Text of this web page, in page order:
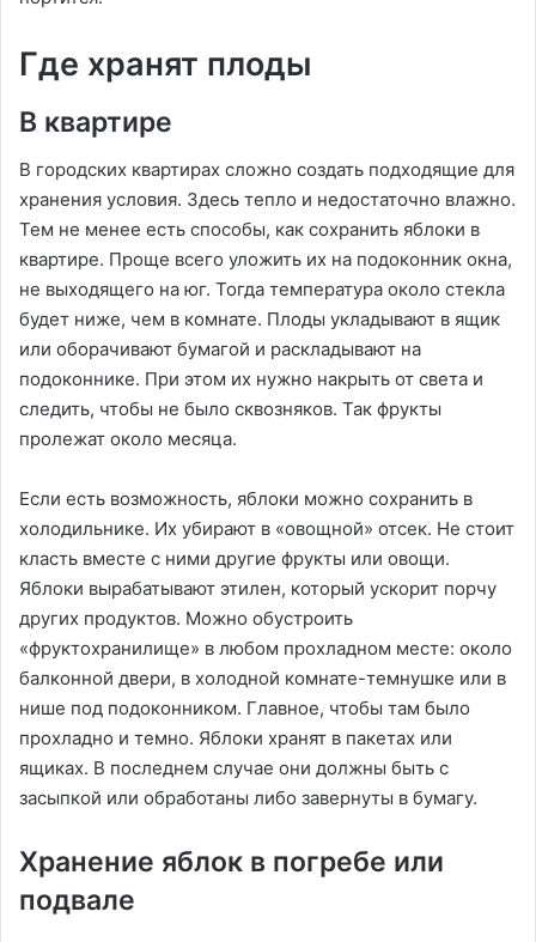
Где хранят плоды
В квартире
В городских квартирах сложно создать подходящие для
хранения условия. Здесь тепло и недостаточно влажно.
Тем не менее есть способы, как сохранить яблоки в
квартире. Проще всего уложить их на подоконник окна,
не выходящего на юг. Тогда температура около стекла
будет ниже, чем в комнате. Плоды укладывают в ящик
или оборачивают бумагой и раскладывают на
подоконнике. При этом их нужно накрыть от света и
следить, чтобы не было сквозняков. Так фрукты
пролежат около месяца.
Если есть возможность, яблоки можно сохранить в
холодильнике. Их убирают в «овощной» отсек. Не стоит
класть вместе с ними другие фрукты или овощи.
Яблоки вырабатывают этилен, который ускорит порчу
других продуктов. Можно обустроить
«фруктохранилище» в любом прохладном месте: около
балконной двери, в холодной комнате-темнушке или в
нише под подоконником. Главное, чтобы там было
прохладно и темно. Яблоки хранят в пакетах или
ящиках. В последнем случае они должны быть с
засыпкой или обработаны либо завернуты в бумагу.
Хранение яблок в погребе или
подвале